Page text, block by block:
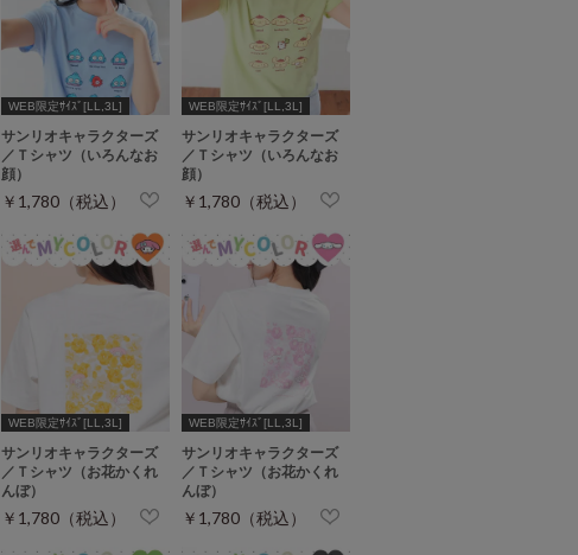
WEB限定ｻｲｽﾞ[LL,3L]
サンリオキャラクターズ
／Ｔシャツ（いろんなお
顔）
￥1,780（税込）
WEB限定ｻｲｽﾞ[LL,3L]
サンリオキャラクターズ
／Ｔシャツ（いろんなお
顔）
￥1,780（税込）
WEB限定ｻｲｽﾞ[LL,3L]
サンリオキャラクターズ
／Ｔシャツ（お花かくれ
んぼ）
￥1,780（税込）
WEB限定ｻｲｽﾞ[LL,3L]
サンリオキャラクターズ
／Ｔシャツ（お花かくれ
んぼ）
￥1,780（税込）